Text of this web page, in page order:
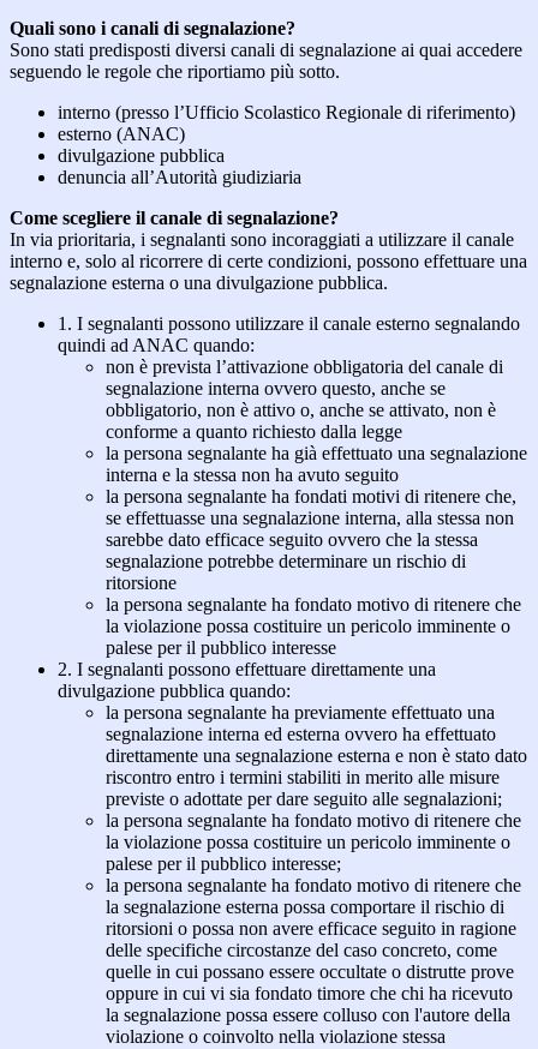
Quali sono i canali di segnalazione?
Sono stati predisposti diversi canali di segnalazione ai quai accedere
seguendo le regole che riportiamo più sotto.
interno (presso l’Ufficio Scolastico Regionale di riferimento)
esterno (ANAC)
divulgazione pubblica
denuncia all’Autorità giudiziaria
Come scegliere il canale di segnalazione?
In via prioritaria, i segnalanti sono incoraggiati a utilizzare il canale
interno e, solo al ricorrere di certe condizioni, possono effettuare una
segnalazione esterna o una divulgazione pubblica.
1. I segnalanti possono utilizzare il canale esterno segnalando
quindi ad ANAC quando:
non è prevista l’attivazione obbligatoria del canale di
segnalazione interna ovvero questo, anche se
obbligatorio, non è attivo o, anche se attivato, non è
conforme a quanto richiesto dalla legge
la persona segnalante ha già effettuato una segnalazione
interna e la stessa non ha avuto seguito
la persona segnalante ha fondati motivi di ritenere che,
se effettuasse una segnalazione interna, alla stessa non
sarebbe dato efficace seguito ovvero che la stessa
segnalazione potrebbe determinare un rischio di
ritorsione
la persona segnalante ha fondato motivo di ritenere che
la violazione possa costituire un pericolo imminente o
palese per il pubblico interesse
2. I segnalanti possono effettuare direttamente una
divulgazione pubblica quando:
la persona segnalante ha previamente effettuato una
segnalazione interna ed esterna ovvero ha effettuato
direttamente una segnalazione esterna e non è stato dato
riscontro entro i termini stabiliti in merito alle misure
previste o adottate per dare seguito alle segnalazioni;
la persona segnalante ha fondato motivo di ritenere che
la violazione possa costituire un pericolo imminente o
palese per il pubblico interesse;
la persona segnalante ha fondato motivo di ritenere che
la segnalazione esterna possa comportare il rischio di
ritorsioni o possa non avere efficace seguito in ragione
delle specifiche circostanze del caso concreto, come
quelle in cui possano essere occultate o distrutte prove
oppure in cui vi sia fondato timore che chi ha ricevuto
la segnalazione possa essere colluso con l'autore della
violazione o coinvolto nella violazione stessa